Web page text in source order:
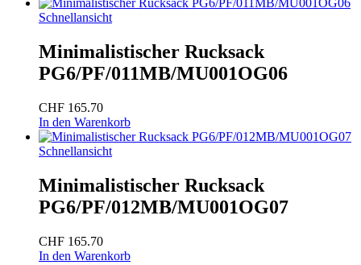
Schnellansicht
Minimalistischer Rucksack
PG6/PF/011MB/MU001OG06
CHF 165.70
In den Warenkorb
Schnellansicht
Minimalistischer Rucksack
PG6/PF/012MB/MU001OG07
CHF 165.70
In den Warenkorb